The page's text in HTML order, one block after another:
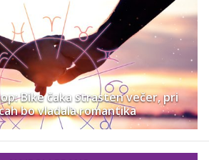
Bike čaka strasten večer, pri
bo vladala romantika